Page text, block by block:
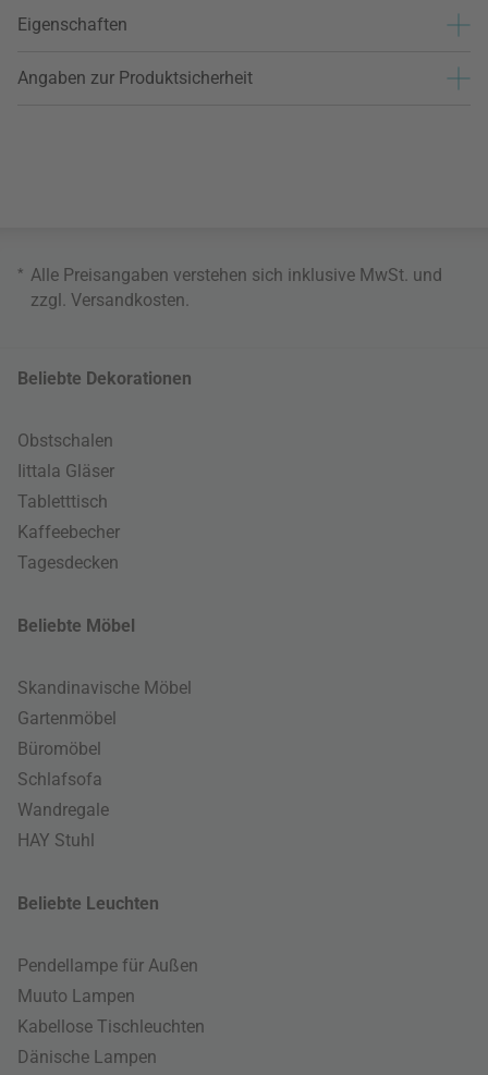
Eigenschaften
Angaben zur Produktsicherheit
* Alle Preisangaben verstehen sich inklusive MwSt. und
zzgl. Versandkosten
Beliebte Dekorationen
Obstschalen
Iittala Gläser
Tabletttisch
Kaffeebecher
Tagesdecken
Beliebte Möbel
Skandinavische Möbel
Gartenmöbel
Büromöbel
Schlafsofa
Wandregale
HAY Stuhl
Beliebte Leuchten
Pendellampe für Außen
Muuto Lampen
Kabellose Tischleuchten
Dänische Lampen